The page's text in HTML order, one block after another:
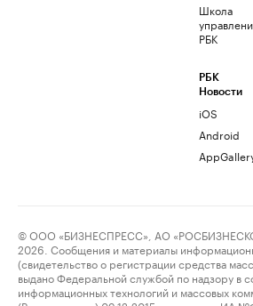
Школа
РБК
РБК
Новости
iOS
Android
© ООО «БИЗНЕСПРЕСС», АО
2026. Сообщения и материалы
(свидетельство о регистрации средства
выдано Федеральной службой по надзору в
информационных технологий и массовых